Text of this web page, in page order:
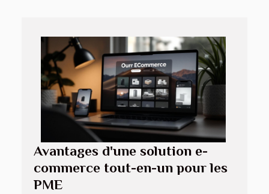
Avantages d'une solution e-
commerce tout-en-un pour les
PME